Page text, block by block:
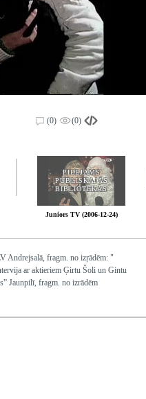
(0) (0)
PIEEJAMS
PUBLISKAJĀS
BIBLIOTĒKĀS
Juniors TV (2006-12-24)
Andrejsalā, fragm. no izŗādēm: "
ar aktieriem Ģirtu Šoli un Gintu
Jaunpilī, fragm. no izrādēm
Dudarevs Rūdolfs, Urbacāne Kristīne, Šolis